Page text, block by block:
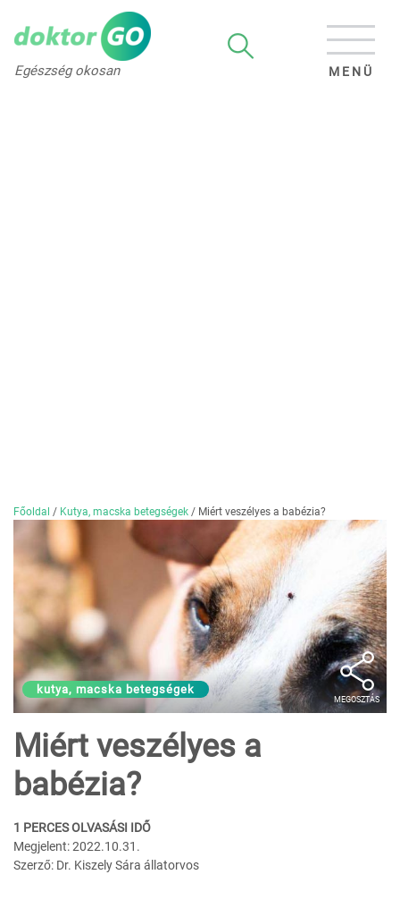
Egészség okosan MENÜ
Főoldal / Kutya, macska betegségek / Miért veszélyes a babézia?
kutya, macska betegségek
MEGOSZTÁS
Miért veszélyes a
babézia?
1 PERCES OLVASÁSI IDŐ
Megjelent: 2022.10.31.
Szerző: Dr. Kiszely Sára állatorvos